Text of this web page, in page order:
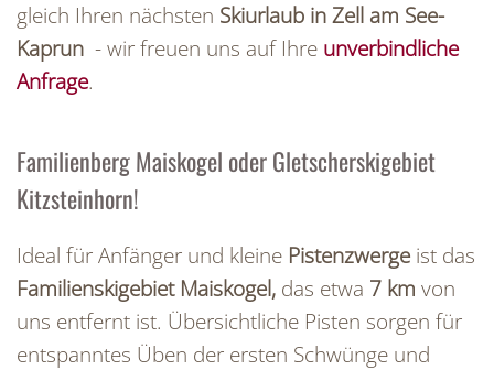
gleich Ihren nächsten Skiurlaub in Zell am See-
Kaprun - wir freuen uns auf Ihre unverbindliche
Anfrage.
Familienberg Maiskogel oder Gletscherskigebiet
Kitzsteinhorn!
Ideal für Anfänger und kleine Pistenzwerge ist das
Familienskigebiet Maiskogel, das etwa 7 km von
uns entfernt ist. Übersichtliche Pisten sorgen für
entspanntes Üben der ersten Schwünge und